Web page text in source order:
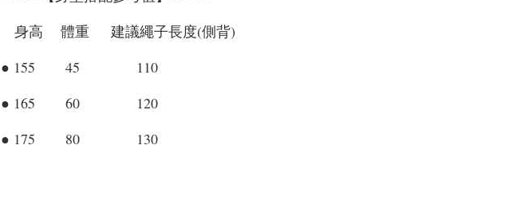
身高 體重 建議繩子長度(側背)
● 155 45 110
● 165 60 120
● 175 80 130